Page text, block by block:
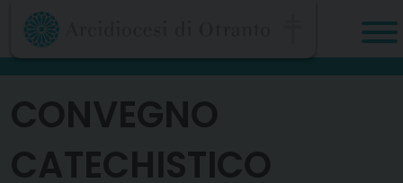
Skip
content
CONVEGNO
CATECHISTICO